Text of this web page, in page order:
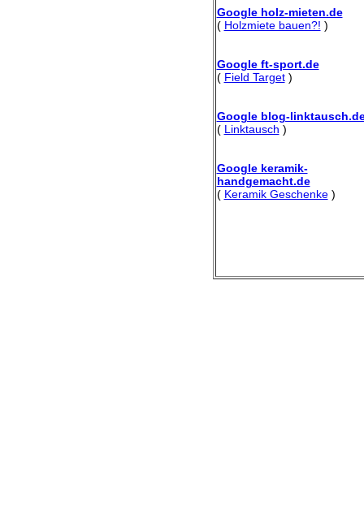
Google holz-mieten.de
( Holzmiete bauen?! )
Google ft-sport.de
( Field Target)
Google blog-
( Linktausch )
Google keramik-
handgemacht.de
( Keramik Geschenke)